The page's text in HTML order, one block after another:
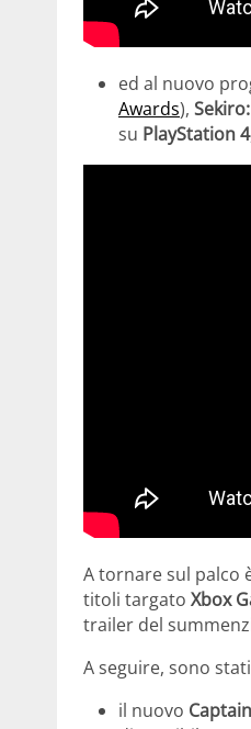
ed al nuovo
Awards),
su PlayStation 4
A tornare sul palco
titoli targato Xbox
trailer del
A seguire, sono
il nuovo